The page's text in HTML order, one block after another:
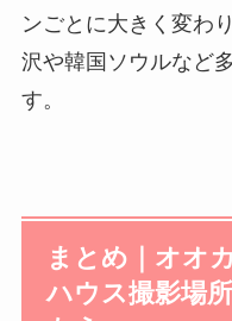
ンごとに大きく変わ
沢や韓国ソウルなど
す。
まとめ｜オオ
ハウス撮影場